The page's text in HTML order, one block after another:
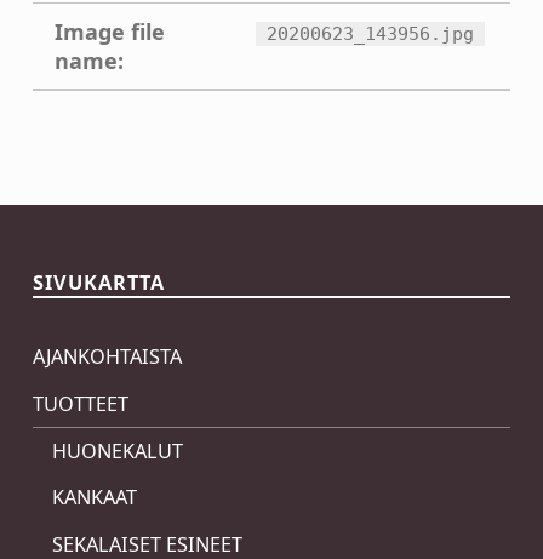
Image file
name:
20200623_143956.jpg
SIVUKARTTA
AJANKOHTAISTA
TUOTTEET
HUONEKALUT
KANKAAT
SEKALAISET ESINEET